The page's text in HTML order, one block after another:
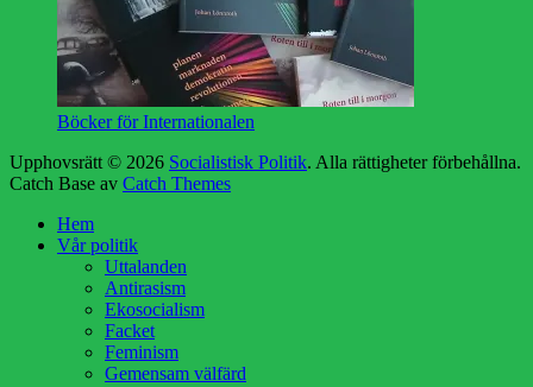
Böcker för Internationalen
Upphovsrätt © 2026 Socialistisk Politik. Alla rättigheter förbehållna.
Catch Base av Catch Themes
Hem
Vår politik
Uttalanden
Antirasism
Ekosocialism
Facket
Feminism
Gemensam välfärd